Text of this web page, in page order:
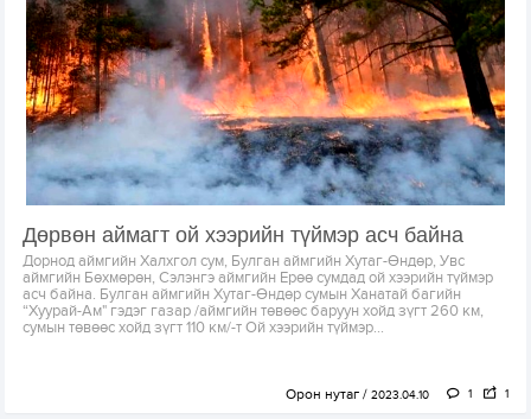
Дөрвөн аймагт ой хээрийн түймэр асч байна
Дорнод аймгийн Халхгол сум, Булган аймгийн Хутаг-Өндөр, Увс
аймгийн Бөхмөрөн, Сэлэнгэ аймгийн Ерөө сумдад ой хээрийн түймэр
асч байна. Булган аймгийн Хутаг-Өндөр сумын Ханатай багийн
“Хуурай-Ам" гэдэг газар /аймгийн төвөөс баруун хойд зүгт 260 км,
сумын төвөөс хойд зүгт 110 км/-т Ой хээрийн түймэр...
Орон нутаг 2023.04.10 1 1